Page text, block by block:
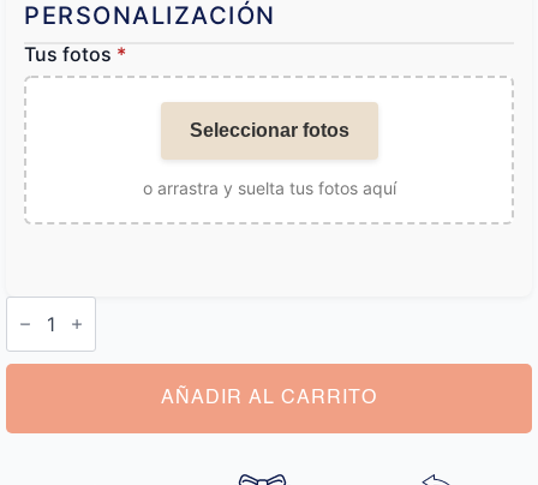
PERSONALIZACIÓN
Tus fotos *
Seleccionar fotos
o arrastra y suelta tus fotos aquí
Calcetines
Personalizados
Hada
cantidad
AÑADIR AL CARRITO